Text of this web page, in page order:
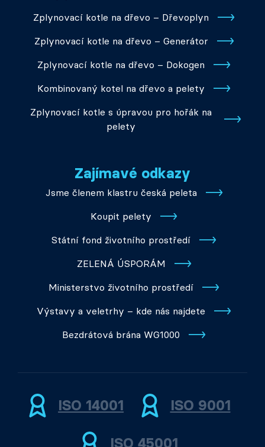
Zplynovací kotle na dřevo – Dřevoplyn
Zplynovací kotle na dřevo – Generátor
Zplynovací kotle na dřevo – Dokogen
Kombinovaný kotel na dřevo a pelety
Zplynovací kotle s úpravou pro hořák na
pelety
Zajímavé odkazy
Jsme členem klastru česká peleta
Koupit pelety
Státní fond životního prostředí
ZELENÁ ÚSPORÁM
Ministerstvo životního prostředí
Výstavy a veletrhy – kde nás najdete
Bezdrátová brána WG1000
ISO 14001 ISO 9001
ISO 45001